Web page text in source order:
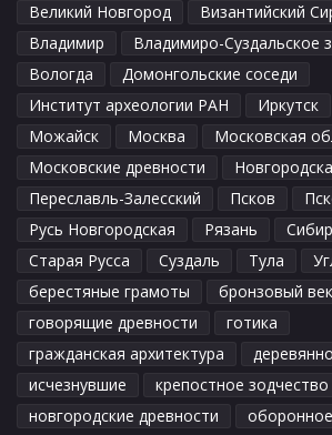
Великий Новгород Византийский
Владимир
Владимиро-Суздальское
Вологда
Домонгольские соседи
Институт археологии РАН
Иркутск
Можайск
Москва
Московская
Московские древности
Переславль-Залесский
Псков
Русь Новгородская
Рязань
Старая Русса
Суздаль Тула
берестяные грамоты
бронзовый век
говорящие древности
готика
гражданская архитектура
исчезнувшие
крепостное зодчество
новгородские древности